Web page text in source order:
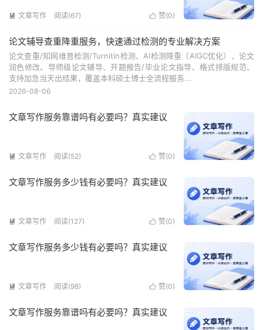
 赞(0)
 文章写作 阅读(67)
论文辅导查重降重服务，快速通过检测的专业解决方案
论文查重/知网维普检测/Turnitin检测、AI检测降重（AIGC优化）、论文
润色修改、导师级论文辅导、开题报告/毕业论文指导、格式排版规范、
支持加急当天出结果，覆盖本科硕士博士全流程服务...
2026-08-06
文章写作服务靠谱吗有必要吗？真实建议
 赞(0)
 文章写作 阅读(52)
文章写作服务多少钱有必要吗？真实建议
 赞(0)
 文章写作 阅读(127)
文章写作服务多少钱有必要吗？真实建议
 赞(0)
 文章写作 阅读(98)
文章写作服务靠谱吗有必要吗？真实建议